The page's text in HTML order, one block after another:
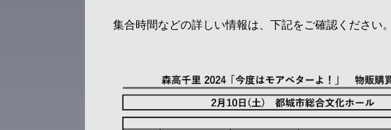
集合時間などの詳しい情報は、下記をご確認ください。